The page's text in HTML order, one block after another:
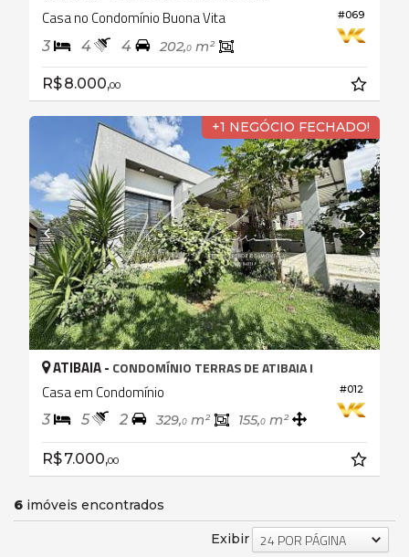
#069
Casa no Condomínio Buona Vita
3 4 4 202,0 m²
R$ 8.000,00
+1 NEGÓCIO FECHADO!
#012
ATIBAIA - CONDOMÍNIO TERRAS DE ATIBAIA I
Casa em Condomínio
3 5 2 329,0 m² 155,0 m²
R$ 7.000,00
6 imóveis encontrados
Exibir 24 POR PÁGINA